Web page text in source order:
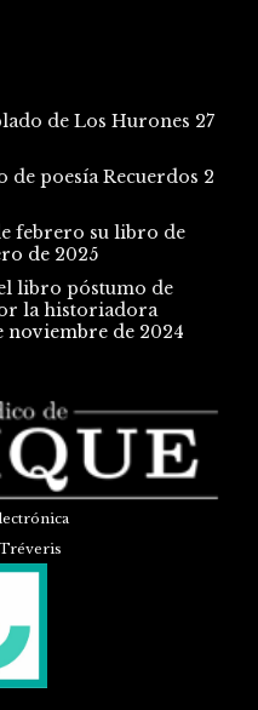
de Los Hurones 27
poesía Recuerdos 2
febrero su libro de
de 2025
libro póstumo de
la historiadora
noviembre de 2024